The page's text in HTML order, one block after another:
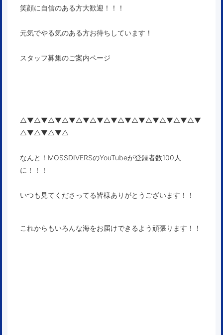
笑顔に自信のある方大歓迎！！！
元気でやる気のある方お待ちしています！
スタッフ募集のご案内ページ
△▼△▼△▼△▼△▼△▼△▼△▼△▼△▼△▼△▼△▼
△▼△▼△▼△
なんと！MOSSDIVERSのYouTubeが登録者数100人
に！！！
いつも見てくださってる皆様ありがとうございます！！
これからもいろんな海をお届けできるよう頑張ります！！